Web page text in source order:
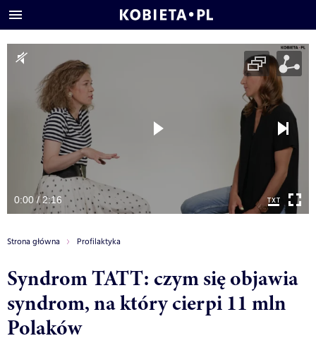
0:00 / 2:16
Strona główna Profilaktyka
Syndrom TATT: czym się objawia
syndrom, na który cierpi 11 mln
Polaków